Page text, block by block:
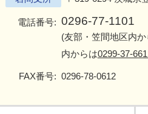
電話番号: 0296-77-1101
(友部・笠間地区内か
内からは0299-37-
FAX番号: 0296-78-0612